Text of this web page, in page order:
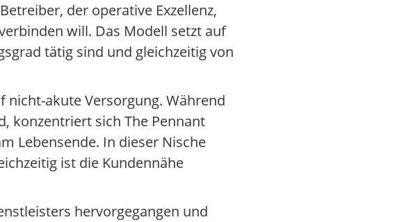
der operative Exzellenz,
will. Das Modell setzt auf
tätig sind und gleichzeitig von
nicht-akute Versorgung. Während
konzentriert sich The Pennant
Lebensende. In dieser Nische
ist die Kundennähe
hervorgegangen und